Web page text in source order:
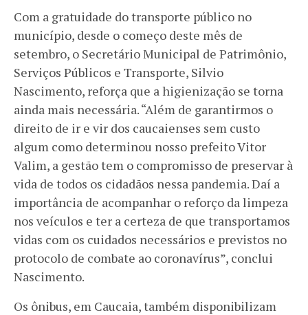
Com a gratuidade do transporte público no
município, desde o começo deste mês de
setembro, o Secretário Municipal de Patrimônio,
Serviços Públicos e Transporte, Silvio
Nascimento, reforça que a higienização se torna
ainda mais necessária. “Além de garantirmos o
direito de ir e vir dos caucaienses sem custo
algum como determinou nosso prefeito Vitor
Valim, a gestão tem o compromisso de preservar à
vida de todos os cidadãos nessa pandemia. Daí a
importância de acompanhar o reforço da limpeza
nos veículos e ter a certeza de que transportamos
vidas com os cuidados necessários e previstos no
protocolo de combate ao coronavírus”, conclui
Nascimento.
Os ônibus, em Caucaia, também disponibilizam